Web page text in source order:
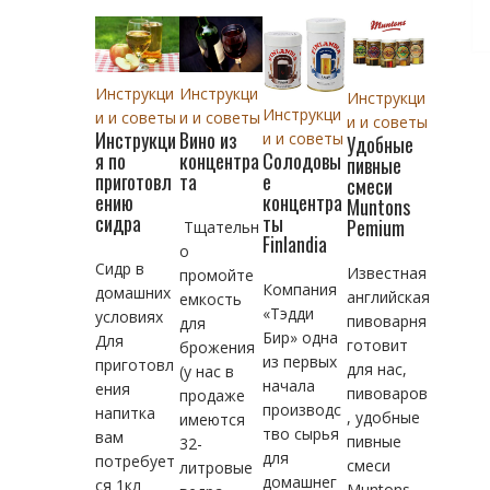
Инструкци
и и советы
Инструкци
я по
приготовл
ению
сидра
Сидр в
домашних
условиях
Для
приготовл
ения
напитка
вам
потребует
ся 1кл
Инструкци
и и советы
Вино из
концентра
та
Тщательн
о
промойте
емкость
для
брожения
(у нас в
продаже
имеются
32-
литровые
Инструкци
и и советы
Солодовы
е
концентра
ты
Finlandia
Компания
«Тэдди
Бир» одна
из первых
начала
производс
тво сырья
для
домашнег
Инструкци
и и советы
Удобные
пивные
смеси
Muntons
Pemium
Известная
английская
пивоварня
готовит
для нас,
пивоваров
, удобные
пивные
смеси